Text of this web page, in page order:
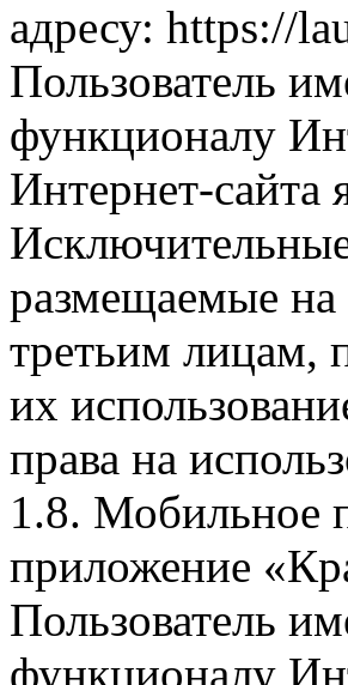
адресу: https://
Пользователь
функционалу
Интернет-сайта
размещаемые на
третьим лицам,
их
права на
1.8. Мобильное
приложение
Пользователь
функционалу